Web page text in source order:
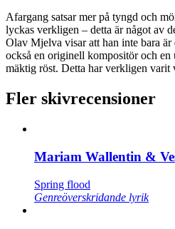
Afargang satsar mer på tyngd och
lyckas verkligen – detta är något av
Olav Mjelva visar att han inte bara
också en originell kompositör och en
mäktig röst. Detta har verkligen varit
Fler skivrecensioner
Mariam Wallentin &
Spring flood
Genreöverskridande lyrik